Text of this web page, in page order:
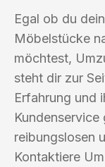
Egal ob du
Möbelstücke
möchtest,
steht dir zur
Erfahrung und
Kundenservice
reibungslosen
Kontaktiere